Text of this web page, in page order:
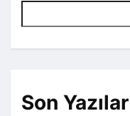
Son Yazılar